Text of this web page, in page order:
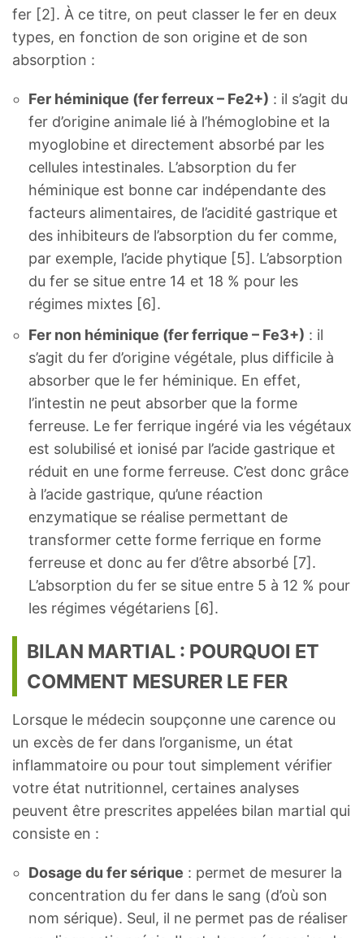
fer [2]. À ce titre, on peut classer le fer en deux
types, en fonction de son origine et de son
absorption :
Fer héminique (fer ferreux – Fe2+) : il s’agit du
fer d’origine animale lié à l’hémoglobine et la
myoglobine et directement absorbé par les
cellules intestinales. L’absorption du fer
héminique est bonne car indépendante des
facteurs alimentaires, de l’acidité gastrique et
des inhibiteurs de l’absorption du fer comme,
par exemple, l’acide phytique [5]. L’absorption
du fer se situe entre 14 et 18 % pour les
régimes mixtes [6].
Fer non héminique (fer ferrique – Fe3+) : il
s’agit du fer d’origine végétale, plus difficile à
absorber que le fer héminique. En effet,
l’intestin ne peut absorber que la forme
ferreuse. Le fer ferrique ingéré via les végétaux
est solubilisé et ionisé par l’acide gastrique et
réduit en une forme ferreuse. C’est donc grâce
à l’acide gastrique, qu’une réaction
enzymatique se réalise permettant de
transformer cette forme ferrique en forme
ferreuse et donc au fer d’être absorbé [7].
L’absorption du fer se situe entre 5 à 12 % pour
les régimes végétariens [6].
BILAN MARTIAL : POURQUOI ET
COMMENT MESURER LE FER
Lorsque le médecin soupçonne une carence ou
un excès de fer dans l’organisme, un état
inflammatoire ou pour tout simplement vérifier
votre état nutritionnel, certaines analyses
peuvent être prescrites appelées bilan martial qui
consiste en :
Dosage du fer sérique : permet de mesurer la
concentration du fer dans le sang (d’où son
nom sérique). Seul, il ne permet pas de réaliser